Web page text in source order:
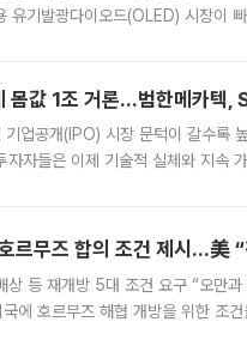
기발광다이오드(OLED) 시장이
몸값 1조 거론…범한메카텍,
업공개(IPO) 시장 문턱이 갈수록
자자들은 이제 기술적 실체와 지속
르무즈 합의 조건 제시…美
상 등 재개방 5대 조건 요구 “오만
에 호르무즈 해협 개방을 위한 조